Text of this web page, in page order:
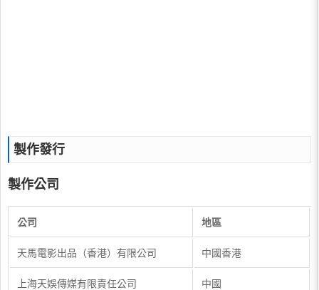
製作發行
製作公司
公司 地區
天馬電影出品（香港）有限公司 中國香港
上海天娛傳媒有限責任公司 中國